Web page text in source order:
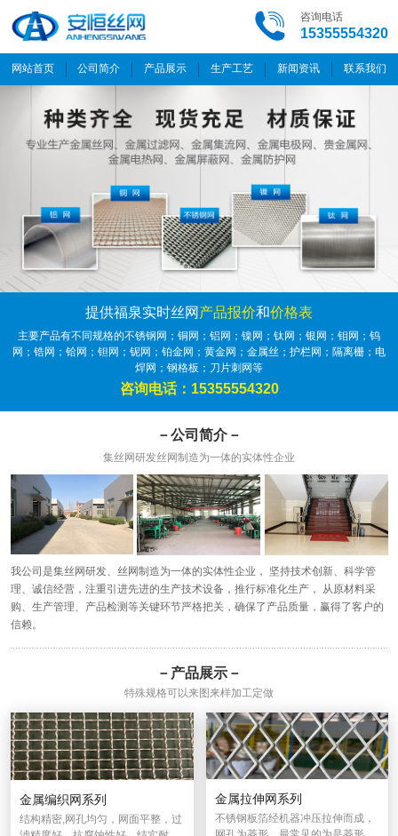
咨询电话
15355554320
网站首页 公司简介 产品展示 生产工艺 新闻资讯 联系我们
提供福泉实时丝网 产品报价和价格表
主要产品有不同规格的不锈钢网；铜网；铝网；镍网；钛网；银网；钼网；钨
网；锆网；铪网；钽网；铌网；铂金网；黄金网；金属丝；护栏网；隔离栅；电
焊网；钢格板；刀片刺网等
咨询电话：15355554320
－公司简介－
集丝网研发丝网制造为一体的实体性企业
我公司是集丝网研发、丝网制造为一体的实体性企业， 坚持技术创新、科学管
理、诚信经营，注重引进先进的生产技术设备，推行标准化生产， 从原材料采
购、生产管理、产品检测等关键环节严格把关，确保了产品质量，赢得了客户的
信赖。
－产品展示－
特殊规格可以来图来样加工定做
金属编织网系列
结构精密,网孔均匀，网面平整，过
金属拉伸网系列
不锈钢板箔经机器冲压拉伸而成，